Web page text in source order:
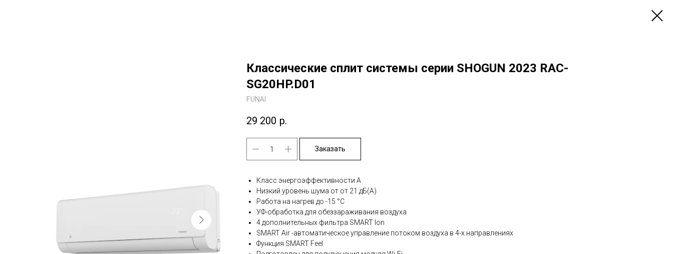
Классические сплит системы серии SHOGUN 2023 RAC-
SG20HP.D01
FUNAI
29 200 р.
Заказать
Класс энергоэффективности A
Низкий уровень шума от от 21 дБ(А)
Работа на нагрев до -15 °С
УФ-обработка для обеззараживания воздуха
4 дополнительных фильтра SMART Ion
SMART Air -автоматическое управление потоком воздуха в 4-х направлениях
Функция SMART Feel